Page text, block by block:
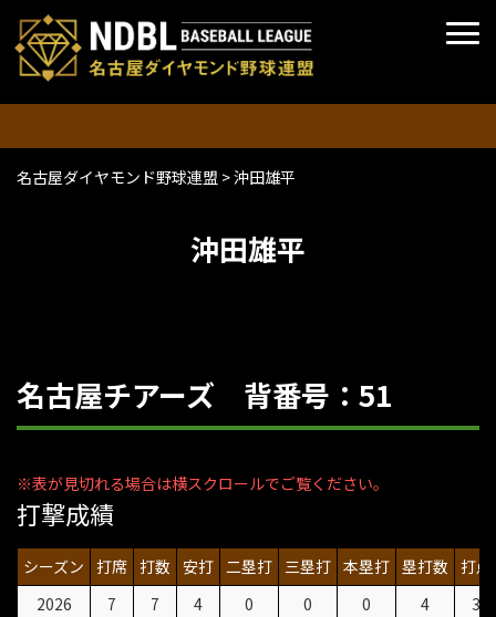
名古屋ダイヤモンド野球連盟 >沖田雄平
沖田雄平
名古屋チアーズ 背番号：51
打撃成績
シーズン 打席 打数 安打 二塁打 三塁打 本塁打 塁打数 打点
2026
7 7 4 0 0 0 4 3